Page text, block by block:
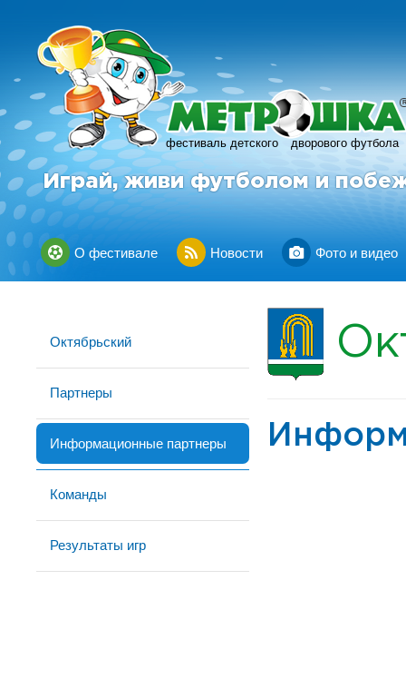
фестиваль детского дворового футбола
R
Играй, живи футболом и
О фестивале Новости Фото и видео
Октябрьский
Партнеры
Информационные партнеры
Команды
Результаты игр